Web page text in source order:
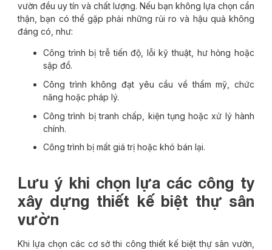
vườn đều uy tín và chất lượng. Nếu bạn không lựa chọn cẩn
thận, bạn có thể gặp phải những rủi ro và hậu quả không
đáng có, như:
Công trình bị trễ tiến độ, lỗi kỹ thuật, hư hỏng hoặc
sập đổ.
Công trình không đạt yêu cầu về thẩm mỹ, chức
năng hoặc pháp lý.
Công trình bị tranh chấp, kiện tụng hoặc xử lý hành
chính.
Công trình bị mất giá trị hoặc khó bán lại.
Lưu ý khi chọn lựa các công ty
xây dựng thiết kế biệt thự sân
vườn
Khi lựa chọn các cơ sở thi công thiết kế biệt thự sân vườn,